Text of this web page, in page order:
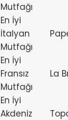
Mutfağı
En İyi
İtalyan
Mutfağı
En İyi
Fransız
Mutfağı
La
En İyi
Akdeniz